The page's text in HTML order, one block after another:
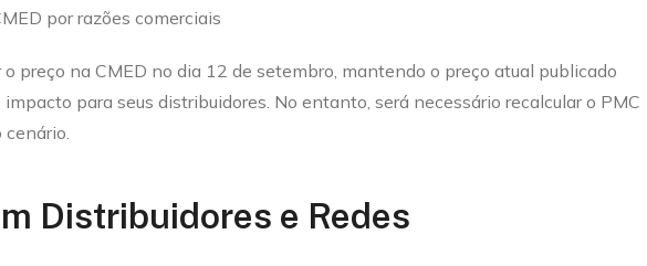
por razões comerciais
o preço na CMED no dia 12 de setembro, mantendo o preço atual publicado
para seus distribuidores. No entanto, será necessário recalcular o PMC
Distribuidores e Redes